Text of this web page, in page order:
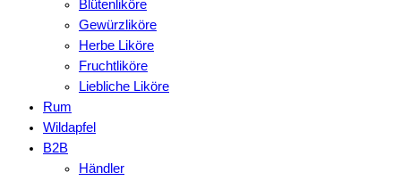
Blütenliköre
Gewürzliköre
Herbe Liköre
Fruchtliköre
Liebliche Liköre
Rum
Wildapfel
B2B
Händler